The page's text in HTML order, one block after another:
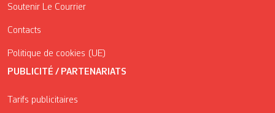
Soutenir Le Courrier
Contacts
Politique de cookies (UE)
PUBLICITÉ / PARTENARIATS
Tarifs publicitaires